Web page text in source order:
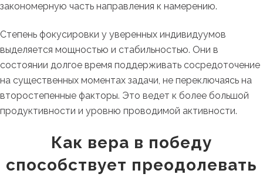
закономерную часть направления к намерению.
Степень фокусировки у уверенных индивидуумов
выделяется мощностью и стабильностью. Они в
состоянии долгое время поддерживать сосредоточение
на существенных моментах задачи, не переключаясь на
второстепенные факторы. Это ведет к более большой
продуктивности и уровню проводимой активности.
Как вера в победу
способствует преодолевать